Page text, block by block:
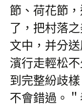
節、荷花節
了，把村落
文中，并分
濱行走輕松
到完整紛歧
不會錯過。